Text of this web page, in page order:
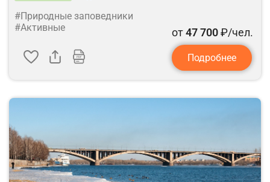
#Природные заповедники
#Активные
от47 700₽/чел.
Подробнее